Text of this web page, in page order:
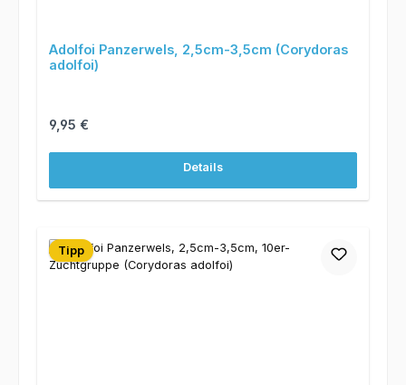
Adolfoi Panzerwels, 2,5cm-3,5cm (Corydoras
adolfoi)
Regulärer Preis:
9,95 €
Details
Tipp